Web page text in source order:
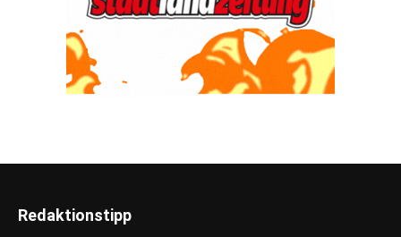
Redaktionstipp